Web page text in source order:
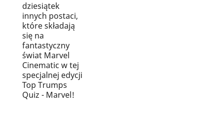
dziesiątek
innych postaci,
które składają
się na
fantastyczny
świat Marvel
Cinematic w tej
specjalnej edycji
Top Trumps
Quiz - Marvel!